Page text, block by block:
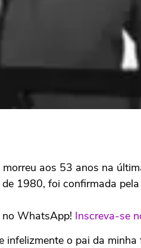
aos 53 anos na
1980, foi confirmada
WhatsApp! Inscreva-se
o pai da